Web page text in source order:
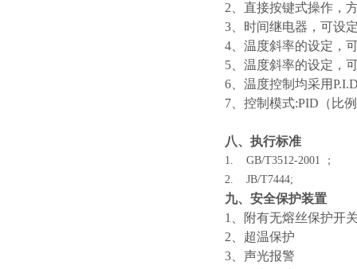
2、 直接按键式操作，
3、 时间继电器，可设
4、 温度斜率的设定，
5、 温度斜率的设定，
6、 温度控制均采用
7、 控制模式:PID（比
八、执行标准
1. GB/T3512-2001 ；
2. JB/T7444;
九、安全保护装置
1
附有无熔丝保护开
2
超温保护
3
声光报警